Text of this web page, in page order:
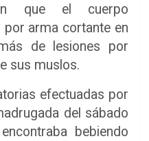
que el cuerpo
arma cortante en
de lesiones por
sus muslos.
efectuadas por
del sábado
bebiendo